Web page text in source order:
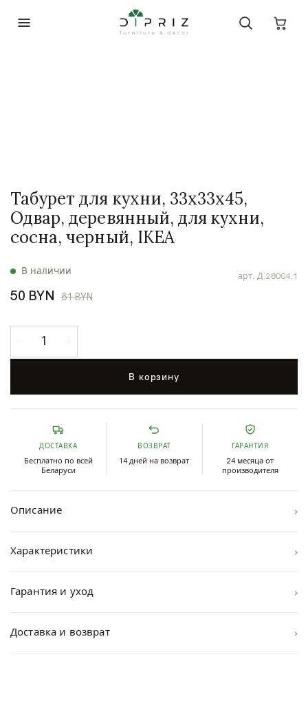
арт. Д.28004.1
В наличии
Табурет для кухни, 33х33х45,
Одвар, деревянный, для кухни,
сосна, черный, IKEA
50 BYN 81 BYN
В корзину
ДОСТАВКА
Бесплатно по всей
Беларуси
ВОЗВРАТ
14 дней на возврат
ГАРАНТИЯ
24 месяца от
производителя
Описание ›
Характеристики ›
Гарантия и уход ›
Доставка и возврат ›